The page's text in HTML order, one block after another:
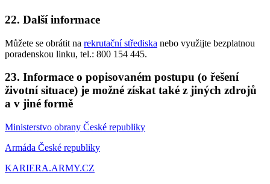
22. Další informace
Můžete se obrátit na rekrutační střediska nebo využijte bezplatnou
poradenskou linku, tel.: 800 154 445.
23. Informace o popisovaném postupu (o řešení
životní situace) je možné získat také z jiných zdrojů
a v jiné formě
Ministerstvo obrany České republiky
Armáda České republiky
KARIERA.ARMY.CZ